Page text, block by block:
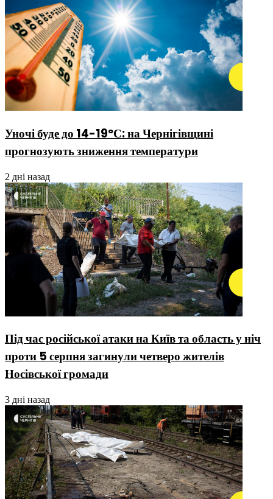
Уночі буде до 14-19ºС: на Чернігівщині
прогнозують зниження температури
2 дні назад
Під час російської атаки на Київ та область у ніч
проти 5 серпня загинули четверо жителів
Носівської громади
3 дні назад